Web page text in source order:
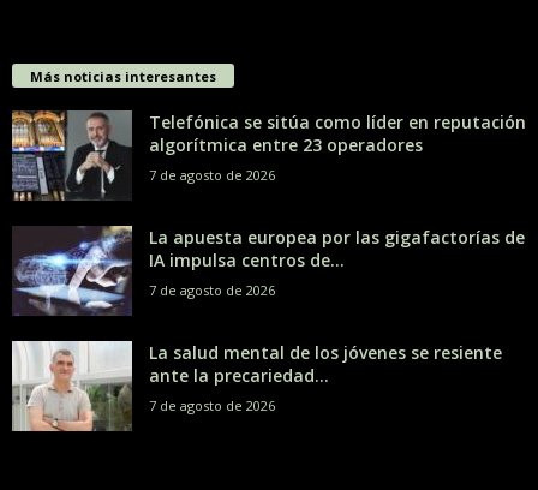
Más noticias interesantes
Telefónica se sitúa como líder en reputación
algorítmica entre 23 operadores
7 de agosto de 2026
La apuesta europea por las gigafactorías de
IA impulsa centros de...
7 de agosto de 2026
La salud mental de los jóvenes se resiente
ante la precariedad...
7 de agosto de 2026